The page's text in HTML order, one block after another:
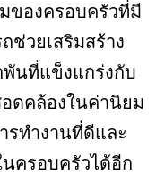
ของครอบครัวที่มี
ช่วยเสริมสร้าง
นที่แข็งแกร่งกับ
ดคล้องในค่านิยม
รทำงานที่ดีและ
ครอบครัวได้อีก